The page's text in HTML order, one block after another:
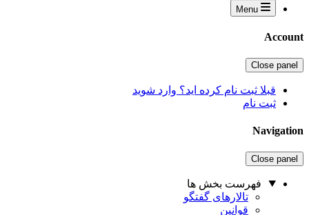
Menu
Account
Close panel
قبلا ثبت نام کرده اید؟ وارد شوید
ثبت نام
Navigation
Close panel
فهرست بخش ها
تالارهای گفتگو
قوانین